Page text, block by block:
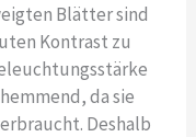
Blätter sind
Kontrast zu
da sie
Deshalb